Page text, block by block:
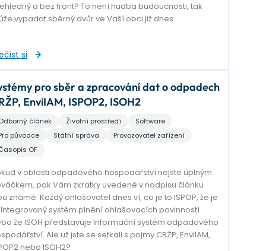
a bez front? To není hudba budoucnosti, tak
vypadat sběrný dvůr ve Vaší obci již dnes.
si
pro sběr a zpracování dat o odpadech
EnviIAM, ISPOP2, ISOH2
článek Životní prostředí
Software
původce
Státní správa
Provozovatel zařízení
OF
v oblasti odpadového hospodářství nejste úplným
pak Vám zkratky uvedené v nadpisu článku
známé. Každý ohlašovatel dnes ví, co je to ISPOP, že je
systém plnění ohlašovacích povinností
že ISOH představuje Informační systém odpadového
Ale už jste se setkali s pojmy CRŽP, EnviIAM,
nebo ISOH2?